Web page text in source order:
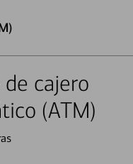
cajero
(ATM)